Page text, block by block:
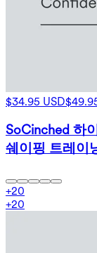
$34.95 USD
SoCinched 하
쉐이핑 트레이
+20
+20